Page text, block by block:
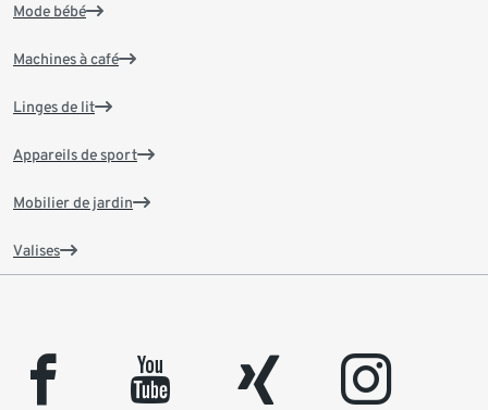
Mode bébé
Machines à café
Linges de lit
Appareils de sport
Mobilier de jardin
Valises
facebook youtube xing instagram